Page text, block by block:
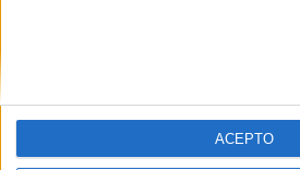
ACEPTO